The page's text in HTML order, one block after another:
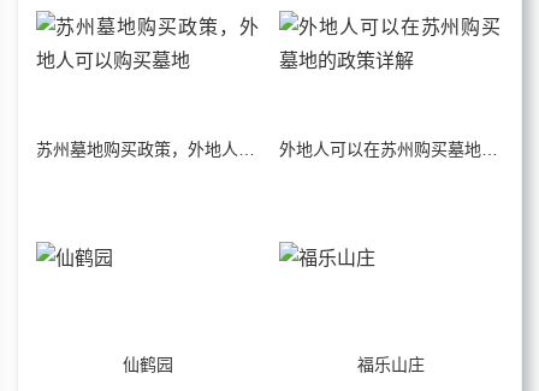
苏州墓地购买政策，外地人可以购买墓地 外地人可以在苏州购买墓地的政策详解
仙鹤园 福乐山庄